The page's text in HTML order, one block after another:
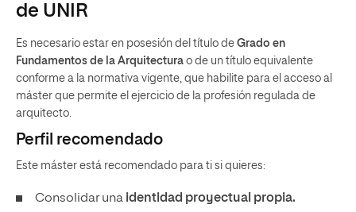
de UNIR
Es necesario estar en posesión del título de Grado en
Fundamentos de la Arquitectura o de un título equivalente
conforme a la normativa vigente, que habilite para el acceso al
máster que permite el ejercicio de la profesión regulada de
arquitecto.
Perfil recomendado
Este máster está recomendado para ti si quieres:
Consolidar una identidad proyectual propia.